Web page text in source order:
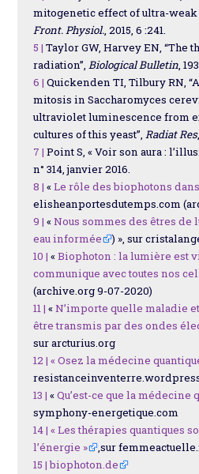
mitogenetic effect of ultra-
Front. Physiol., 2015, 6 :241.
5 | Taylor GW, Harvey EN, “The
radiation”,Biological Bulletin,
6 | Quickenden TI, Tilbury RN,
mitosis in Saccharomyces
ultraviolet luminescence from
cultures of this yeast”,Radiat Res
7 | Point S, « Voir son aura :
n° 314, janvier 2016.
8 | «Le rôle des biophotons
elisheanportesdutemps.com
9 | «Nous sommes des êtres
eau informée
) », sur
10 | «Biophoton : la lumière est
communique avec toutes nos
(archive.org 9-07-2020)
11 | «N’importe quelle maladie
être transmis par des ondes
sur arcturius.org
12 | « Osez la médecine
13 | «Qu’est-ce que la médecine
symphony-energetique.com
14 | « Les thérapies quantiques
l’énergie »
,sur
15 | biophoton.de